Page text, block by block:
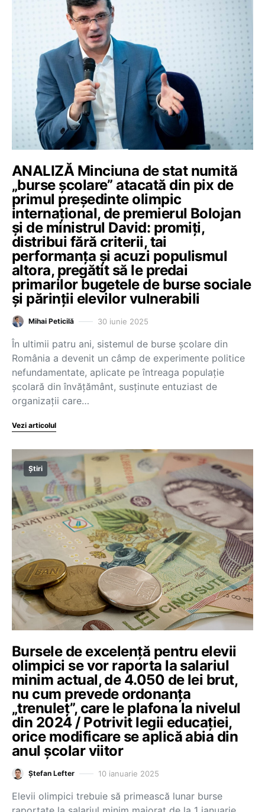
ANALIZĂ Minciuna de stat numită
„burse școlare” atacată din pix de
primul președinte olimpic
internațional, de premierul Bolojan
și de ministrul David: promiți,
distribui fără criterii, tai
performanța și acuzi populismul
altora, pregătit să le predai
primarilor bugetele de burse sociale
și părinții elevilor vulnerabili
Mihai Peticilă 30 iunie 2025
În ultimii patru ani, sistemul de burse școlare din
România a devenit un câmp de experimente politice
nefundamentate, aplicate pe întreaga populație
școlară din învățământ, susținute entuziast de
organizații care…
Vezi articolul
Știri
Bursele de excelență pentru elevii
olimpici se vor raporta la salariul
minim actual, de 4.050 de lei brut,
nu cum prevede ordonanța
„trenuleț”, care le plafona la nivelul
din 2024 / Potrivit legii educației,
orice modificare se aplică abia din
anul școlar viitor
Ștefan Lefter 10 ianuarie 2025
Elevii olimpici trebuie să primească lunar burse